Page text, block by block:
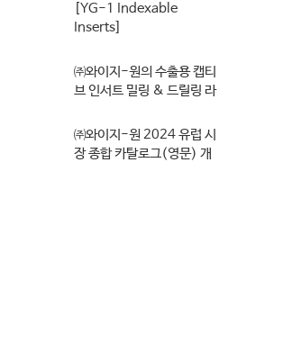
[YG-1 Indexable
Inserts]
릴..
㈜와이지-원의 수출용 캡티
브 인서트 밀링 & 드릴링 라
㈜와이지-원 2024 유럽 시
장 종합 카탈로그(영문) 개